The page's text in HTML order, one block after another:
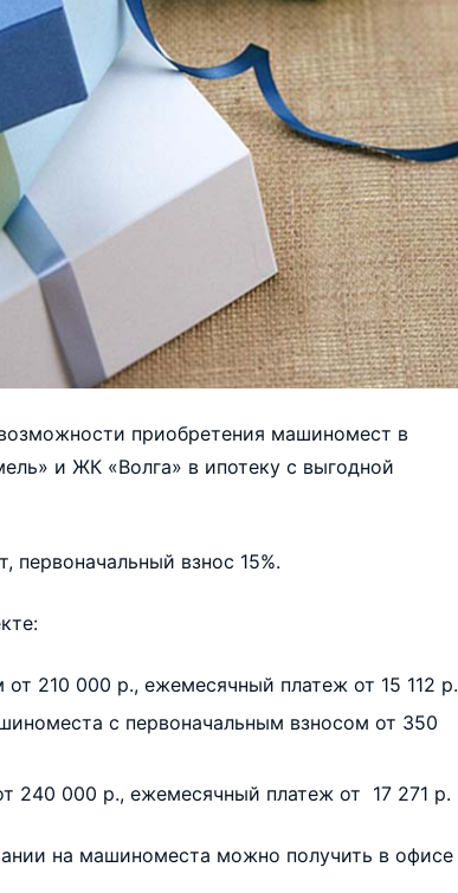
приобретения машиномест в
и ЖК «Волга» в ипотеку с выгодной
первоначальный взнос 15%.
210 000 р., ежемесячный платеж от 15 112 р.
с первоначальным взносом от 350
240 000 р., ежемесячный платеж от 17 271 р.
на машиноместа можно получить в офисе